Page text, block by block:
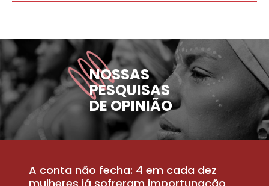
NOSSAS
PESQUISAS
DE OPINIÃO
A conta não fecha: 4 em cada dez
mulheres já sofreram importunação